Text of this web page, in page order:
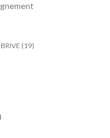
BRIVE (19)